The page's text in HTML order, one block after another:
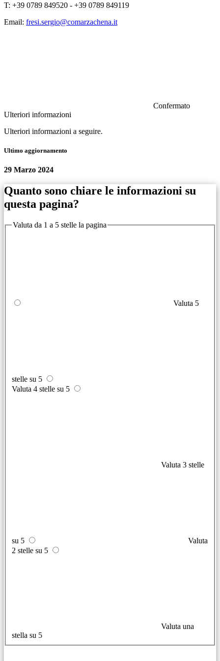
T: +39 0789 849520 - +39 0789 849119
Email: fresi.sergio@comarzachena.it
Confermato
Ulteriori informazioni
Ulteriori informazioni a seguire.
Ultimo aggiornamento
29 Marzo 2024
Quanto sono chiare le informazioni su
questa pagina?
Valuta da 1 a 5 stelle la pagina
Valuta 5
stelle su 5
Valuta 4 stelle su 5
Valuta 3 stelle
su 5
Valuta
2 stelle su 5
Valuta una
stella su 5